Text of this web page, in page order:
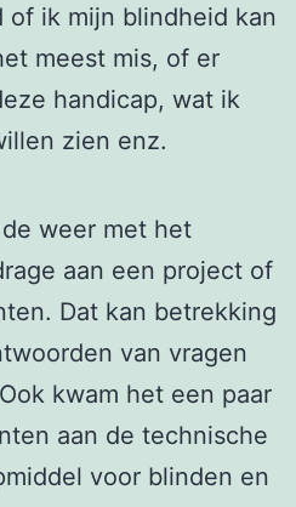
of ik mijn blindheid kan
meest mis, of er
handicap, wat ik
zien enz.
weer met het
aan een project of
Dat kan betrekking
van vragen
kwam het een paar
aan de technische
voor blinden en